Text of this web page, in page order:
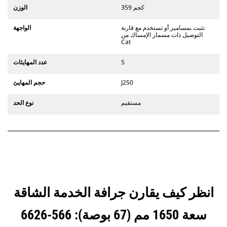
يستخدم مفصلات قارنة التوصيل السريعة
الثابتة. تتميز قارنات التوصيل المخصصة
الوزن 359 كجم
الواجهة
تثبت بمسامير أو تستخدم مع قارنة
التوصيل ذات مسمار الإمساك من
Cat
عدد المهايئات 5
حجم المهايئ J250
نوع الحد مستقيم
انظر كيف يقارن جرافة الخدمة الشاقة
سعة 1650 مم (67 بوصة): 566-6626